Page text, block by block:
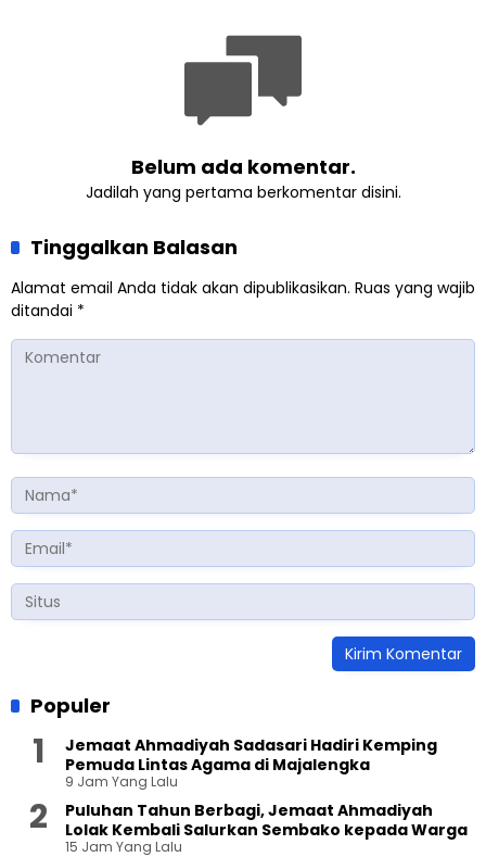
Belum ada komentar.
Jadilah yang pertama berkomentar disini.
Tinggalkan Balasan
Alamat email Anda tidak akan dipublikasikan. Ruas yang wajib
ditandai *
Populer
Jemaat Ahmadiyah Sadasari Hadiri Kemping
Pemuda Lintas Agama di Majalengka
9 Jam Yang Lalu
Puluhan Tahun Berbagi, Jemaat Ahmadiyah
Lolak Kembali Salurkan Sembako kepada Warga
15 Jam Yang Lalu